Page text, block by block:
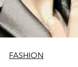
FASHION